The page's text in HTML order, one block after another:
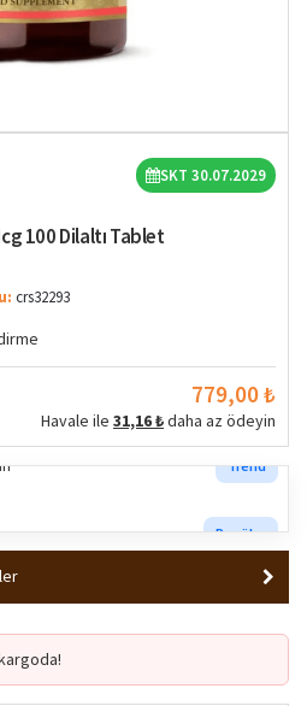
SKT 30.07.2029
100 Dilaltı Tablet
crs32293
779,00 ₺
Havale ile 31,16 ₺daha az ödeyin
Trend